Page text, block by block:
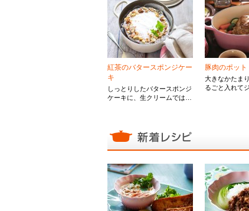
紅茶のバタースポンジケー
キ
しっとりしたバタースポンジ
ケーキに、生クリームではな
お鍋の美しいグラデーション
が素敵なティータイムをより
贅沢に演出します。
豚肉のポット
大きなかたま
るごと入れて